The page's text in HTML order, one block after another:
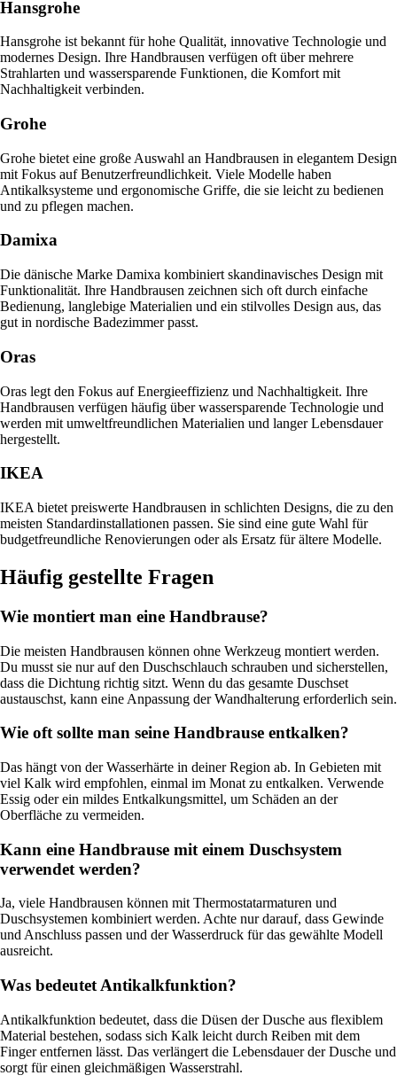
Hansgrohe
Hansgrohe ist bekannt für hohe Qualität, innovative Technologie und
modernes Design. Ihre Handbrausen verfügen oft über mehrere
Strahlarten und wassersparende Funktionen, die Komfort mit
Nachhaltigkeit verbinden.
Grohe
Grohe bietet eine große Auswahl an Handbrausen in elegantem Design
mit Fokus auf Benutzerfreundlichkeit. Viele Modelle haben
Antikalksysteme und ergonomische Griffe, die sie leicht zu bedienen
und zu pflegen machen.
Damixa
Die dänische Marke Damixa kombiniert skandinavisches Design mit
Funktionalität. Ihre Handbrausen zeichnen sich oft durch einfache
Bedienung, langlebige Materialien und ein stilvolles Design aus, das
gut in nordische Badezimmer passt.
Oras
Oras legt den Fokus auf Energieeffizienz und Nachhaltigkeit. Ihre
Handbrausen verfügen häufig über wassersparende Technologie und
werden mit umweltfreundlichen Materialien und langer Lebensdauer
hergestellt.
IKEA
IKEA bietet preiswerte Handbrausen in schlichten Designs, die zu den
meisten Standardinstallationen passen. Sie sind eine gute Wahl für
budgetfreundliche Renovierungen oder als Ersatz für ältere Modelle.
Häufig gestellte Fragen
Wie montiert man eine Handbrause?
Die meisten Handbrausen können ohne Werkzeug montiert werden.
Du musst sie nur auf den Duschschlauch schrauben und sicherstellen,
dass die Dichtung richtig sitzt. Wenn du das gesamte Duschset
austauschst, kann eine Anpassung der Wandhalterung erforderlich sein.
Wie oft sollte man seine Handbrause entkalken?
Das hängt von der Wasserhärte in deiner Region ab. In Gebieten mit
viel Kalk wird empfohlen, einmal im Monat zu entkalken. Verwende
Essig oder ein mildes Entkalkungsmittel, um Schäden an der
Oberfläche zu vermeiden.
Kann eine Handbrause mit einem Duschsystem
verwendet werden?
Ja, viele Handbrausen können mit Thermostatarmaturen und
Duschsystemen kombiniert werden. Achte nur darauf, dass Gewinde
und Anschluss passen und der Wasserdruck für das gewählte Modell
ausreicht.
Was bedeutet Antikalkfunktion?
Antikalkfunktion bedeutet, dass die Düsen der Dusche aus flexiblem
Material bestehen, sodass sich Kalk leicht durch Reiben mit dem
Finger entfernen lässt. Das verlängert die Lebensdauer der Dusche und
sorgt für einen gleichmäßigen Wasserstrahl.